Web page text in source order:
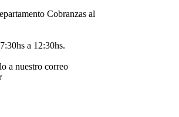
Cobranzas al
a 12:30hs.
a nuestro correo